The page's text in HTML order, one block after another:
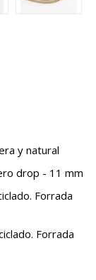
y natural
drop - 11 mm
Forrada
Forrada